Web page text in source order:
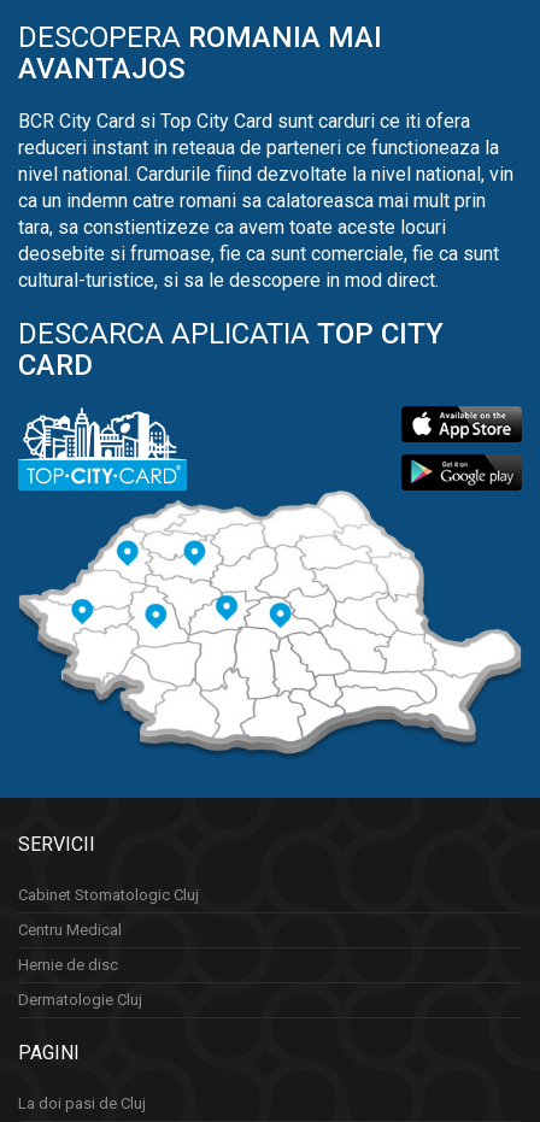
DESCOPERA ROMANIA MAI
AVANTAJOS
BCR City Card si Top City Card sunt carduri ce iti ofera
reduceri instant in reteaua de parteneri ce functioneaza la
nivel national. Cardurile fiind dezvoltate la nivel national, vin
ca un indemn catre romani sa calatoreasca mai mult prin
tara, sa constientizeze ca avem toate aceste locuri
deosebite si frumoase, fie ca sunt comerciale, fie ca sunt
cultural-turistice, si sa le descopere in mod direct.
DESCARCA APLICATIA TOP CITY
CARD
SERVICII
Cabinet Stomatologic Cluj
Centru Medical
Hernie de disc
Dermatologie Cluj
PAGINI
La doi pasi de Cluj